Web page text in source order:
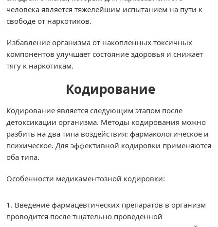
человека является тяжелейшим испытанием на пути к
свободе от наркотиков.
Избавление организма от накопленных токсичных
компонентов улучшает состояние здоровья и снижает
тягу к наркотикам.
Кодирование
Кодирование является следующим этапом после
детоксикации организма. Методы кодирования можно
разбить на два типа воздействия: фармакологическое и
психическое. Для эффективной кодировки применяются
оба типа.
Особенности медикаментозной кодировки:
Введение фармацевтических препаратов в организм
проводится после тщательно проведенной